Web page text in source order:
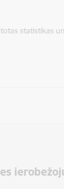
statistikas